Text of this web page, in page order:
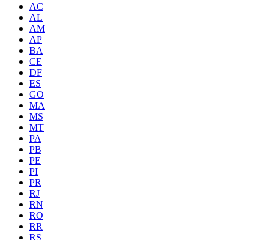
AC
AL
AM
AP
BA
CE
DF
ES
GO
MA
MS
MT
PA
PB
PE
PI
PR
RJ
RN
RO
RR
RS